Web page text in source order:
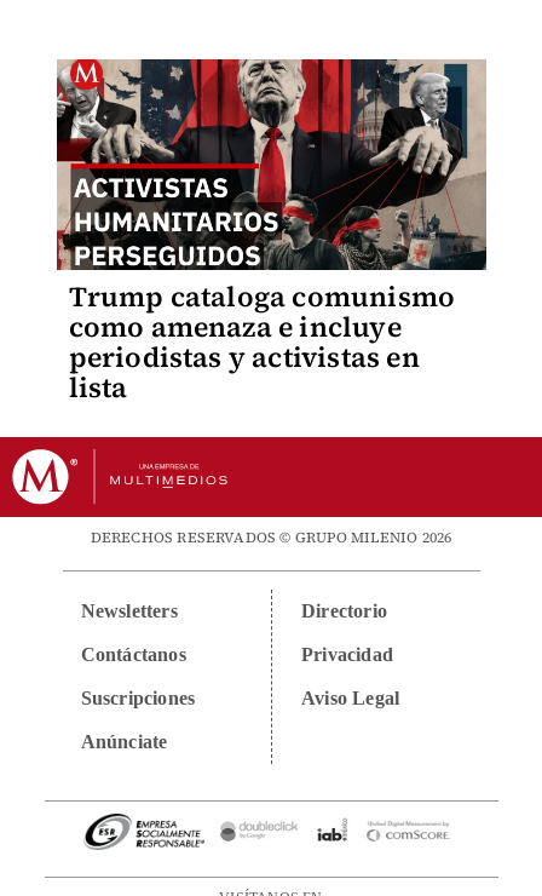
Trump cataloga comunismo
como amenaza e incluye
periodistas y activistas en
lista
DERECHOS RESERVADOS © GRUPO MILENIO 2026
Newsletters
Contáctanos
Suscripciones
Anúnciate
Directorio
Privacidad
Aviso Legal